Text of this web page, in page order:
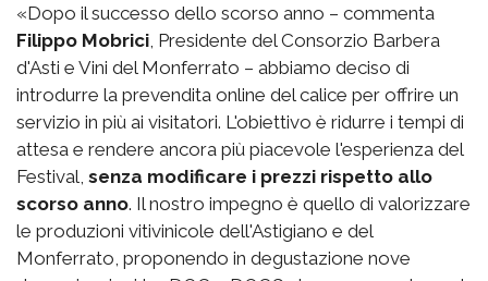
«Dopo il successo dello scorso anno – commenta
Filippo Mobrici , Presidente del Consorzio Barbera
d'Asti e Vini del Monferrato – abbiamo deciso di
introdurre la prevendita online del calice per offrire un
servizio in più ai visitatori. L'obiettivo è ridurre i tempi di
attesa e rendere ancora più piacevole l'esperienza del
Festival, senza modificare i prezzi rispetto allo
scorso anno. Il nostro impegno è quello di valorizzare
le produzioni vitivinicole dell'Astigiano e del
Monferrato, proponendo in degustazione nove